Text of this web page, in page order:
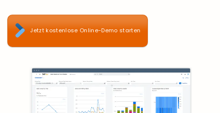
Jetzt kostenlose Online-Demo starten